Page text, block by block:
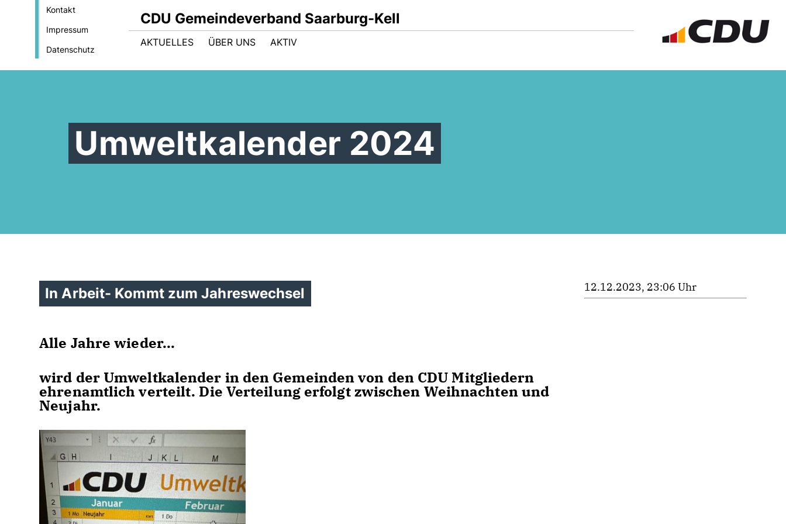
Kontakt
Impressum
Datenschutz
CDU Gemeindeverband Saarburg-Kell
AKTUELLES ÜBER UNS AKTIV
Umweltkalender 2024
In Arbeit- Kommt zum Jahreswechsel
Alle Jahre wieder...
wird der Umweltkalender in den Gemeinden von den CDU Mitgliedern
ehrenamtlich verteilt. Die Verteilung erfolgt zwischen Weihnachten und
Neujahr.
12.12.2023, 23:06 Uhr